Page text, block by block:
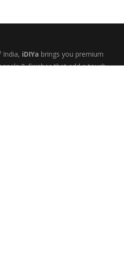
India, iDIYa brings you premium
& finishes that add a touch